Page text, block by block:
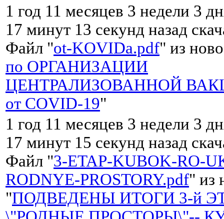
1 год 11 месяцев 3 недели 3
17 минут 13 секунд назад
Файл "ot-KOVIDa.pdf" из
по ОРГАНИЗАЦИИ
ЦЕНТРАЛИЗОВАННОЙ
от COVID-19"
1 год 11 месяцев 3 недели 3
17 минут 15 секунд назад
Файл "3-ETAP-KUBOK-RO-
RODNYE-PROSTORY.pdf" из
"ПОДВЕДЕНЫ ИТОГИ 3-й